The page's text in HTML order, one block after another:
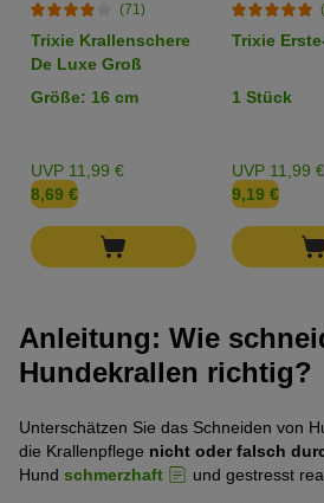
(71)
Trixie Krallenschere
De Luxe Groß
Größe: 16 cm
UVP 11,99 €
8,69 €
Trixie
1 Stück
UVP 11,99 €
9,19 €
Anleitung: Wie
Hundekrallen richtig?
Unterschätzen Sie das Schneiden von
die Krallenpflege nicht oder falsch
Hund schmerzhaft
und gestresst